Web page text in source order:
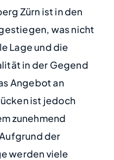
Zürn ist in den
was nicht
Lage und die
in der Gegend
Angebot an
ist jedoch
zunehmend
der
werden viele